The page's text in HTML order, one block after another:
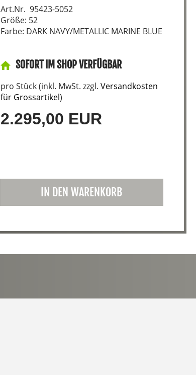
Art.Nr. 95423-5052
Größe: 52
Farbe: DARK NAVY/METALLIC MARINE BLUE
SOFORT IM SHOP VERFÜGBAR
pro Stück (inkl. MwSt. zzgl. Versandkosten
für Grossartikel)
2.295,00 EUR
IN DEN WARENKORB